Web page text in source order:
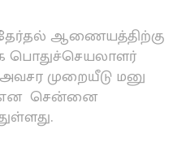
ஆணையத்திற்கு
பொதுச்செயலாளர்
முறையீடு மனு
என சென்னை